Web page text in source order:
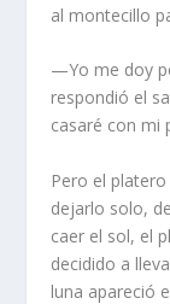
al montecillo
—Yo me doy
respondió el
casaré con mi
Pero el
dejarlo solo,
caer el sol, el
decidido a
luna apareció